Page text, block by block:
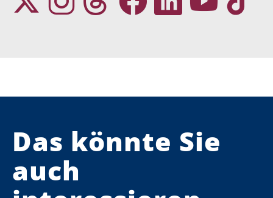
Das könnte Sie
auch